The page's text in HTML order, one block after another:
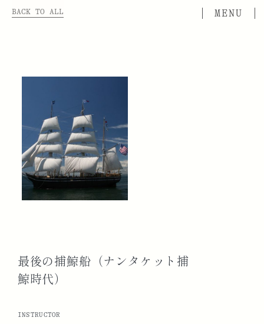
BACK TO ALL
最後の捕鯨船（ナンタケット捕
鯨時代）
INSTRUCTOR